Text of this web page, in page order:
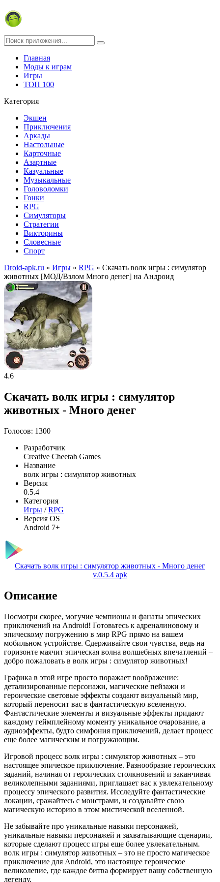
Главная
Моды к играм
Игры
ТОП 100
Категория
Экшен
Приключения
Аркады
Настольные
Карточные
Азартные
Казуальные
Музыкальные
Головоломки
Гонки
RPG
Симуляторы
Стратегии
Викторины
Словесные
Спорт
Droid-apk.ru » Игры » RPG » Скачать волк игры : симулятор
животных [МОД/Взлом Много денег] на Андроид
4.6
Скачать волк игры : симулятор
животных - Много денег
Голосов: 1300
Разработчик
Creative Cheetah Games
Название
волк игры : симулятор животных
Версия
0.5.4
Категория
Игры /RPG
Версия OS
Android 7+
Скачать волк игры : симулятор животных - Много денег
v.0.5.4 apk
Описание
Посмотри скорее, могучие чемпионы и фанаты эпических
приключений на Android! Готовьтесь к адреналиновому и
эпическому погружению в мир RPG прямо на вашем
мобильном устройстве. Сдерживайте свои чувства, ведь на
горизонте маячит эпическая волна волшебных впечатлений –
добро пожаловать в волк игры : симулятор животных!
Графика в этой игре просто поражает воображение:
детализированные персонажи, магические пейзажи и
героические световые эффекты создают визуальный мир,
который переносит вас в фантастическую вселенную.
Фантастические элементы и визуальные эффекты придают
каждому геймплейному моменту уникальное очарование, а
аудиоэффекты, будто симфония приключений, делает процесс
еще более магическим и погружающим.
Игровой процесс волк игры : симулятор животных – это
настоящее эпическое приключение. Разнообразие героических
заданий, начиная от героических столкновений и заканчивая
великолепными заданиями, приглашает вас к увлекательному
процессу эпического развития. Исследуйте фантастические
локации, сражайтесь с монстрами, и создавайте свою
магическую историю в этом мистической вселенной.
Не забывайте про уникальные навыки персонажей,
уникальные навыки персонажей и захватывающие сценарии,
которые сделают процесс игры еще более увлекательным.
волк игры : симулятор животных – это не просто магическое
приключение для Android, это настоящее героическое
великолепие, где каждое битва формирует вашу собственную
легенду.